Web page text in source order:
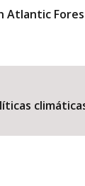
Atlantic